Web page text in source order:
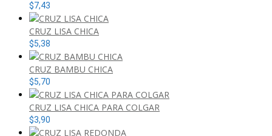
$7,43
CRUZ LISA CHICA
$5,38
CRUZ BAMBU CHICA
$5,70
CRUZ LISA CHICA PARA COLGAR
$3,90